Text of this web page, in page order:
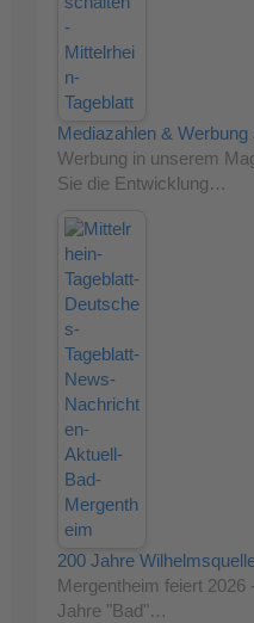
Mediazahlen &
Werbung in unserem
Sie die Entwicklung…
200 Jahre
Mergentheim feiert
Jahre "Bad"…